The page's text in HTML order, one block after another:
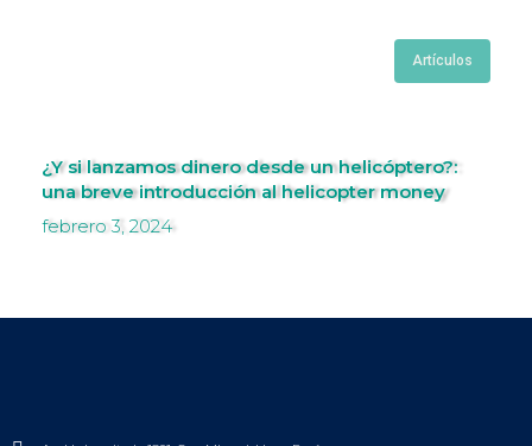
Artículos
¿Y si lanzamos dinero desde un helicóptero?:
una breve introducción al helicopter money
febrero 3, 2024